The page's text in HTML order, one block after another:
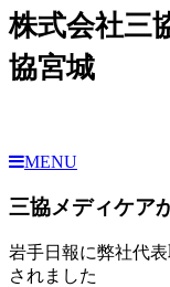
株式会社三
協宮城
MENU
三協メディケア
岩手日報に弊社代
されました